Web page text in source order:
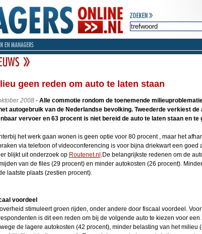
geen reden om auto te laten staan
2008- Alle commotie rondom de toenemende
autogebruik van de Nederlandse bevolking. Tweederde verkiest de
vervoer en 63 procent is niet bereid de auto te laten staan en te
het werk gaan wonen is geen optie voor 80 procent , maar het
via telefoon of videoconferencing is voor bijna driekwart een goed
blijkt uit onderzoek op Routenet.nl .De belangrijkste redenen om de
van de files (29 procent) en minder autokosten (26 procent).
laatste plaats (zestien procent).
voordeel
stimuleert groen rijden, onder andere door fiscaal voordeel.
is dit een reden om bij de volgende auto te kiezen voor een
de lagere autokosten (42 procent), minder belasting van het milieu